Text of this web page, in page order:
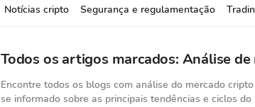
Notícias cripto Segurança e regulamentação
Todos os artigos marcados: Análise de
Encontre todos os blogs com análise do mercado
se informado sobre as principais tendências e ciclos do